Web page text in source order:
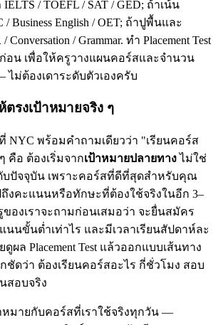
/ TOEFL / SAT / GED; ถ้าเน้น
Business English / OET; ถ้าปูพื้นและ
/ Grammar. ทำ Placement Test
อน เพื่อให้ครูวางแผนคอร์สและจำนวน
ม่ต้องเดาระดับตัวเองครับ
ตรงเป้าหมายจริง ๆ
NYC พร้อมคำถามเดียวว่า "เรียนคอร์ส
คือ ต้องเริ่มจากเป้าหมายปลายทางไม่ใช่
ปัจจุบัน เพราะคอร์สที่ดีที่สุดสำหรับคุณ
คะแนนหรือทักษะที่ต้องใช้จริงในอีก 3–
ของเราจะถามก่อนเสมอว่า จะยื่นสมัคร
นนขั้นต่ำเท่าไร และมีเวลาเรียนสัปดาห์ละ
ผล Placement Test แล้วออกแบบเส้นทาง
กชัดว่า ต้องเรียนคอร์สอะไร กี่ชั่วโมง สอบ
สอบจริง
หมายกับคอร์สที่เราใช้จริงทุกวัน —